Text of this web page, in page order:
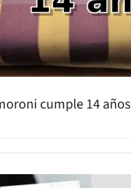
cumple 14 años